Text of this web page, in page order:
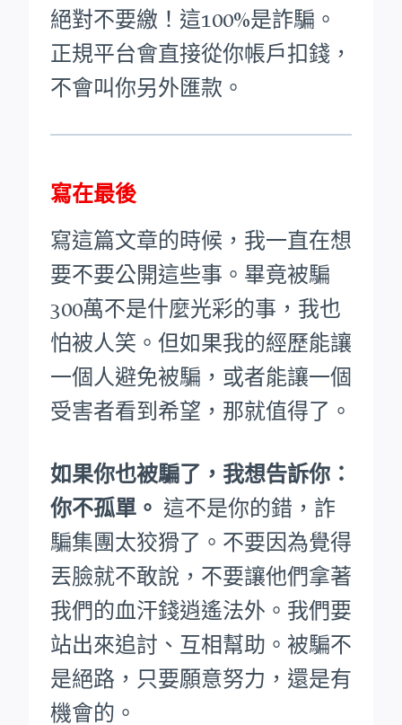
絕對不要繳！這100%是詐騙。
正規平台會直接從你帳戶扣錢，
不會叫你另外匯款。
寫在最後
寫這篇文章的時候，我一直在想
要不要公開這些事。畢竟被騙
300萬不是什麼光彩的事，我也
怕被人笑。 但如果我的經歷能讓
一個人避免被騙，或者能讓一個
受害者看到希望，那就值得了。
如果你也被騙了，我想告訴你：
你不孤單。 這不是你的錯，詐
騙集團太狡猾了。不要因為覺得
丟臉就不敢說，不要讓他們拿著
我們的血汗錢逍遙法外。 我們要
站出來追討、互相幫助。被騙不
是絕路，只要願意努力，還是有
機會的。